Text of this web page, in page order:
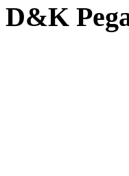
D&K